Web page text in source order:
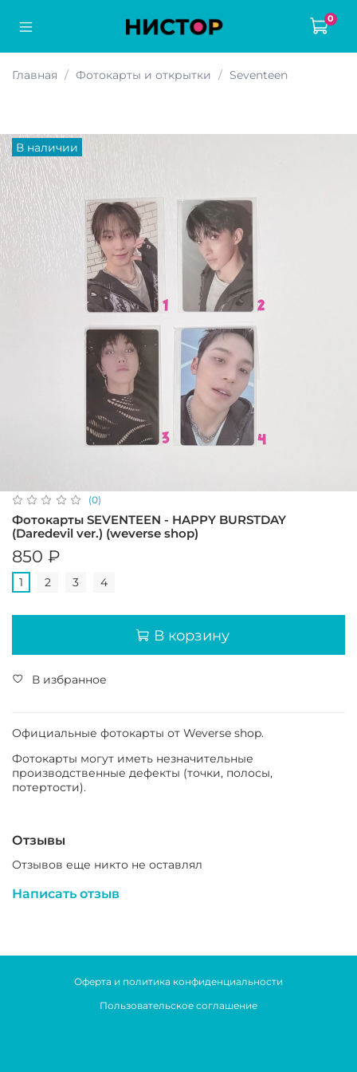
0
Главная Фотокарты и открытки Seventeen
В наличии
(0)
Фотокарты SEVENTEEN - HAPPY BURSTDAY
(Daredevil ver.) (weverse shop)
850 ₽
1 2 3 4
В корзину
В избранное
Официальные фотокарты от Weverse shop.
Фотокарты могут иметь незначительные
производственные дефекты (точки, полосы,
потертости).
Отзывы
Отзывов еще никто не оставлял
Написать отзыв
Оферта и политика конфиденциальности
Пользовательское соглашение